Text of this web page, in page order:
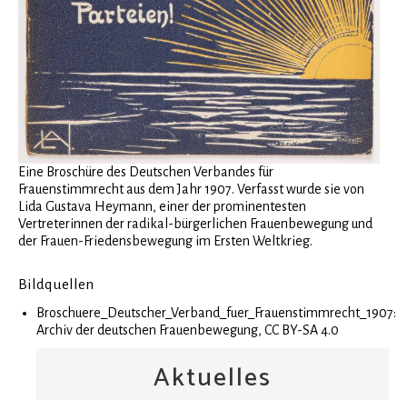
Eine Broschüre des Deutschen Verbandes für
Frauenstimmrecht aus dem Jahr 1907. Verfasst wurde sie von
Lida Gustava Heymann, einer der prominentesten
Vertreterinnen der radikal-bürgerlichen Frauenbewegung und
der Frauen-Friedensbewegung im Ersten Weltkrieg.
Bildquellen
Broschuere_Deutscher_Verband_fuer_Frauenstimmrecht_1907:
Archiv der deutschen Frauenbewegung, CC BY-SA 4.0
Aktuelles